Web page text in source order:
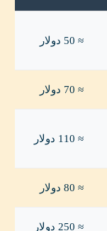
≈ 50 دولار
≈ 70 دولار
≈ 110 دولار
≈ 80 دولار
≈ 250 دولار